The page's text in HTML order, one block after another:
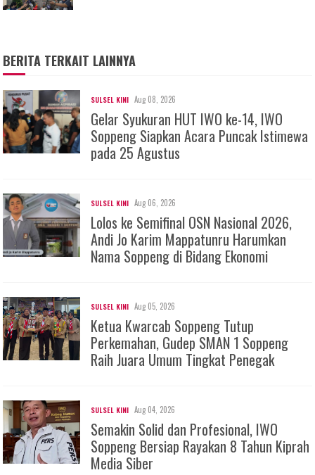
BERITA TERKAIT LAINNYA
SULSEL KINI Aug 08, 2026
Gelar Syukuran HUT IWO ke-14, IWO
Soppeng Siapkan Acara Puncak Istimewa
pada 25 Agustus
SULSEL KINI Aug 06, 2026
Lolos ke Semifinal OSN Nasional 2026,
Andi Jo Karim Mappatunru Harumkan
Nama Soppeng di Bidang Ekonomi
SULSEL KINI Aug 05, 2026
Ketua Kwarcab Soppeng Tutup
Perkemahan, Gudep SMAN 1 Soppeng
Raih Juara Umum Tingkat Penegak
SULSEL KINI Aug 04, 2026
Semakin Solid dan Profesional, IWO
Soppeng Bersiap Rayakan 8 Tahun Kiprah
Media Siber